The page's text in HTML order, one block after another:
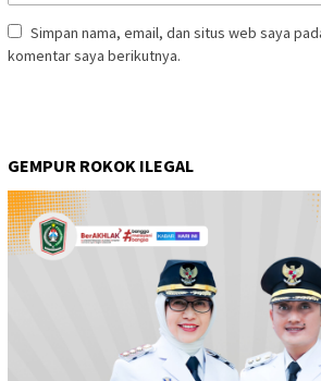
Simpan nama, email, dan situs web saya
komentar saya berikutnya.
GEMPUR ROKOK ILEGAL